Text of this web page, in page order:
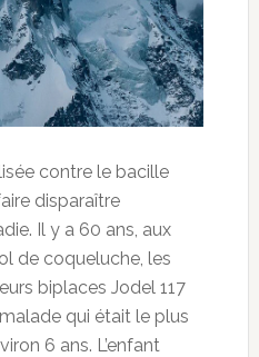
contre le bacille
disparaître
Il y a 60 ans, aux
de coqueluche, les
biplaces Jodel 117
qui était le plus
6 ans. L’enfant